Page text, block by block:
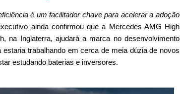
é um facilitador chave para acelerar a adoção
ainda confirmou que a Mercedes AMG High
na Inglaterra, ajudará a marca no desenvolvimento
trabalhando em cerca de meia dúzia de novos
estudando baterias e inversores.